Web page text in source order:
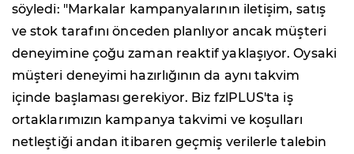
söyledi: "Markalar kampanyalarının iletişim, satış
ve stok tarafını önceden planlıyor ancak müşteri
deneyimine çoğu zaman reaktif yaklaşıyor. Oysaki
müşteri deneyimi hazırlığının da aynı takvim
içinde başlaması gerekiyor. Biz fzlPLUS'ta iş
ortaklarımızın kampanya takvimi ve koşulları
netleştiği andan itibaren geçmiş verilerle talebin